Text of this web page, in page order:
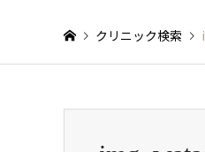
クリニック検索